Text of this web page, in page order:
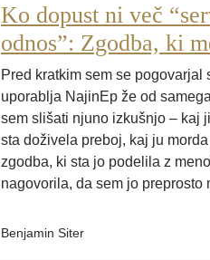
Ko dopust ni več
odnos”: Zgodba, ki
Pred kratkim sem se pogovarjal
uporablja NajinEp že od
sem slišati njuno izkušnjo – kaj
sta doživela preboj, kaj ju
zgodba, ki sta jo podelila z
nagovorila, da sem jo preprosto
Benjamin Siter